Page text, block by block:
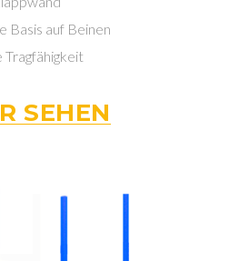
Basis auf Beinen
Tragfähigkeit
SEHEN